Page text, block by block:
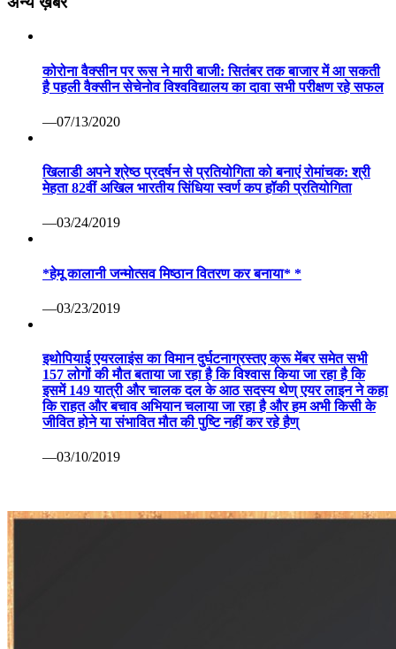
कोरोना वैक्सीन पर रूस ने मारी बाजी: सितंबर तक बाजार में आ सकती
है पहली वैक्सीन सेचेनोव विश्वविद्यालय का दावा सभी परीक्षण रहे सफल
—07/13/2020
खिलाडी अपने श्रेष्ठ प्रदर्षन से प्रतियोगिता को बनाएं रोमांचक: श्री
मेहता 82वीं अखिल भारतीय सिंधिया स्वर्ण कप हॉकी प्रतियोगिता
—03/24/2019
*हेमू कालानी जन्मोत्सव मिष्ठान वितरण कर बनाया* *
—03/23/2019
इथोपियाई एयरलाइंस का विमान दुर्घटनाग्रस्तए क्रू मेंबर समेत सभी
157 लोगों की मौत बताया जा रहा है कि विश्वास किया जा रहा है कि
इसमें 149 यात्री और चालक दल के आठ सदस्य थेण् एयर लाइन ने कहा
कि राहत और बचाव अभियान चलाया जा रहा है और हम अभी किसी के
जीवित होने या संभावित मौत की पुष्टि नहीं कर रहे हैण्
—03/10/2019